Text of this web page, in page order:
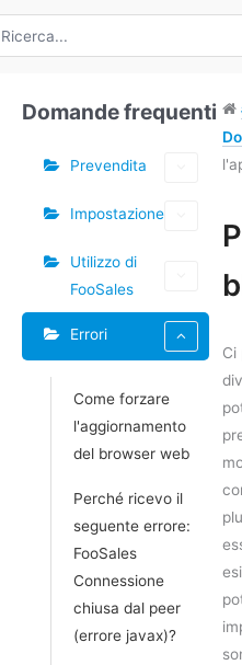
Domande frequenti
Prevendita
Impostazione
Utilizzo di
FooSales
Errori
Come forzare
l'aggiornamento
del browser web
Perché ricevo il
seguente errore:
FooSales
Connessione
chiusa dal peer
(errore javax)?
Ci
Tag
tra